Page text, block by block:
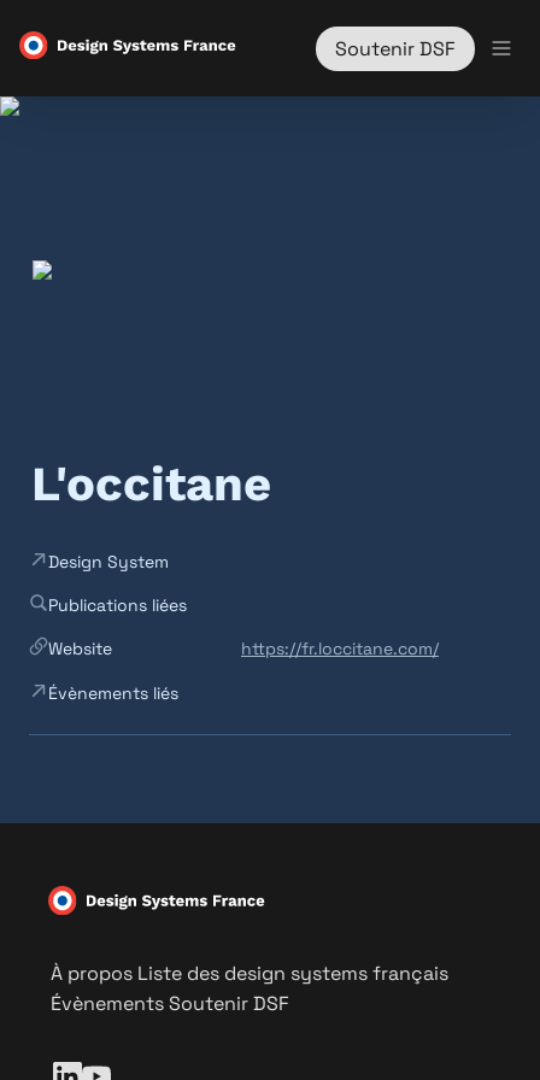
Soutenir DSF
L'occitane
Design System
Publications liées
Website
https://fr.loccitane.com/
Évènements liés
À propos Liste des design systems français
ÉvènementsSoutenir DSF